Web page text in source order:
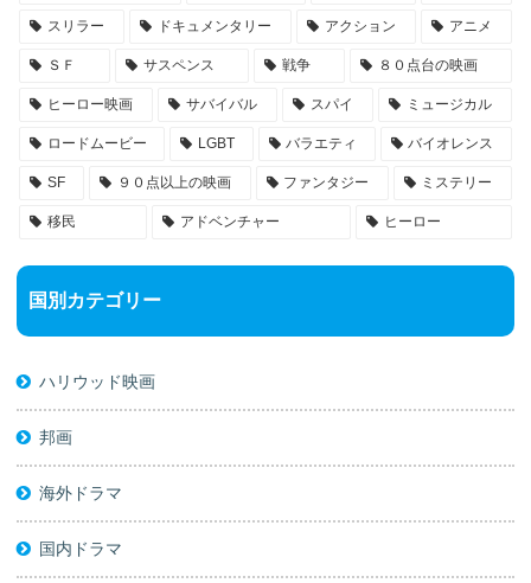
スリラー ドキュメンタリー アクション アニメ
ＳＦ サスペンス 戦争 ８０点台の映画
ヒーロー映画 サバイバル スパイ ミュージカル
ロードムービー LGBT バラエティ バイオレンス
SF ９０点以上の映画 ファンタジー ミステリー
移民 アドベンチャー ヒーロー
国別カテゴリー
ハリウッド映画
邦画
海外ドラマ
国内ドラマ